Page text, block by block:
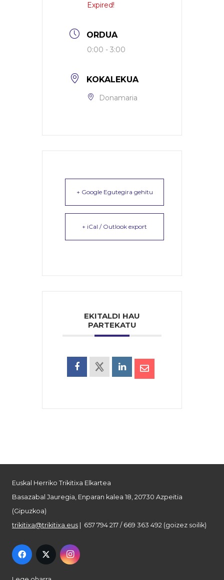
Expired!
ORDUA
0:00 - 3:00
KOKALEKUA
Donamaria
+ Google Egutegira gehitu
+ iCal / Outlook export
EKITALDI HAU
PARTEKATU
Euskal Herriko Trikitixa Elkartea
Basazabal Jauregia, Enparan kalea 18, 20730 Azpeitia
(Gipuzkoa)
trikitixa@trikitixa.eus | 657 794 217 / 669 363 492 (goizez soilik)